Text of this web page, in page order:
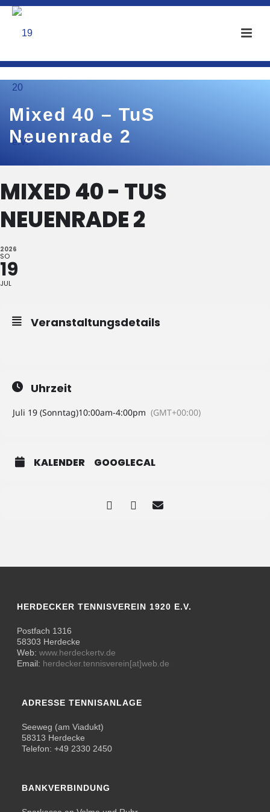
Mixed 40 – TuS
Neuenrade 2
MIXED 40 - TUS
NEUENRADE 2
2026
SO
19
JUL
Veranstaltungsdetails
Uhrzeit
Juli 19 (Sonntag)10:00am-4:00pm (GMT+00:00)
KALENDER GOOGLECAL
HERDECKER TENNISVEREIN 1920 E.V.
Postfach 1316
58303 Herdecke
Web:www.herdeckertv.de
Email: herdecker.tennisverein[at]web.de
ADRESSE TENNISANLAGE
Seeweg (am Viadukt)
58313 Herdecke
Telefon: +49 2330 2450
BANKVERBINDUNG